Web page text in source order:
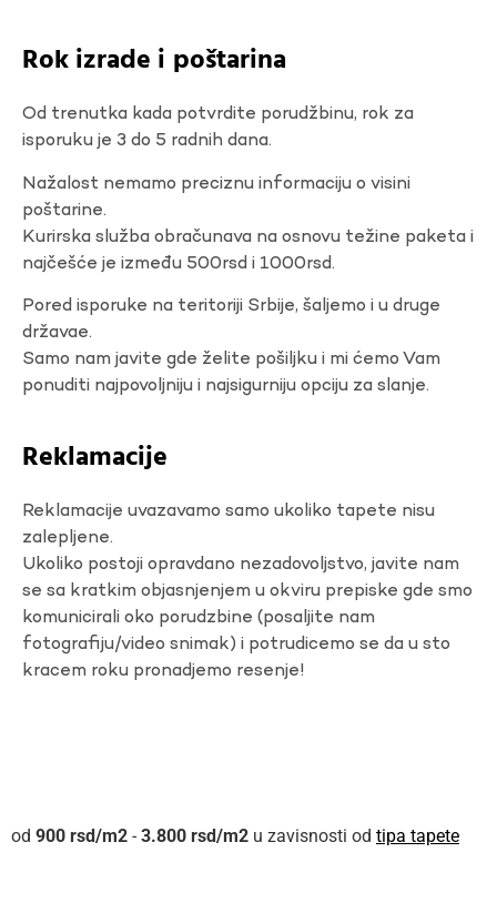
Rok izrade i poštarina
Od trenutka kada potvrdite porudžbinu, rok za
isporuku je 3 do 5 radnih dana.
Nažalost nemamo preciznu informaciju o visini
poštarine.
Kurirska služba obračunava na osnovu težine paketa i
najčešće je između 500rsd i 1000rsd.
Pored isporuke na teritoriji Srbije, šaljemo i u druge
državae.
Samo nam javite gde želite pošiljku i mi ćemo Vam
ponuditi najpovoljniju i najsigurniju opciju za slanje.
Reklamacije
Reklamacije uvazavamo samo ukoliko tapete nisu
zalepljene.
Ukoliko postoji opravdano nezadovoljstvo, javite nam
se sa kratkim objasnjenjem u okviru prepiske gde smo
komunicirali oko porudzbine (posaljite nam
fotografiju/video snimak) i potrudicemo se da u sto
kracem roku pronadjemo resenje!
900 rsd - 3.800 rsd u zavisnosti od tipa tapete